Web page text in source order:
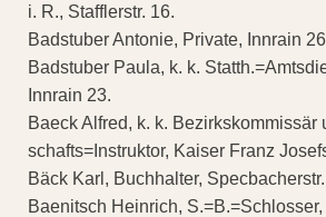
i. R., Stafflerstr. 16.
Badstuber Antonie, Private, Innrain
Badstuber Paula, k. k.
Innrain 23.
Baeck Alfred, k. k. Bezirkskommissär
schafts=Instruktor, Kaiser Franz
Bäck Karl, Buchhalter,
Baenitsch Heinrich,